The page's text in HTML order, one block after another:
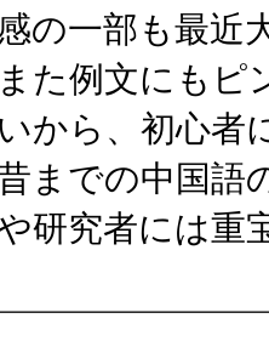
の一部も最近
また例文にもピ
いから、初心者
までの中国語
研究者には重